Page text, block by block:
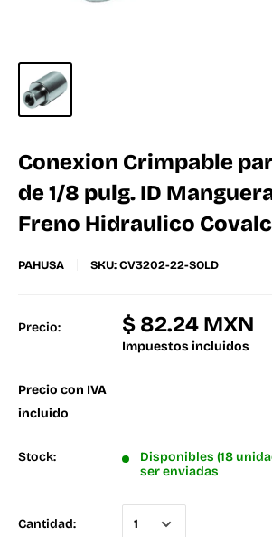
Conexion Crimpable
de 1/8 pulg. ID
Freno Hidraulico
PAHUSA SKU:CV3202-22-SOLD
Precio: $ 82.24 MXN
Impuestos incluidos
Precio con IVA
incluido
Stock:
Disponibles (18
ser enviadas
Cantidad: